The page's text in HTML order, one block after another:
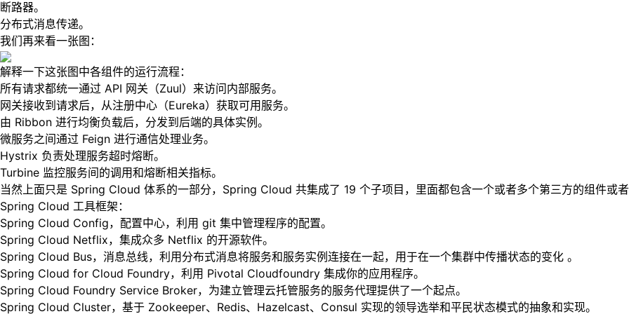
断路器。
分布式消息传递。
我们再来看一张图：
解释一下这张图中各组件的运行流程：
所有请求都统一通过 API 网关（Zuul）来访问内部服务。
网关接收到请求后，从注册中心（Eureka）获取可用服务。
由 Ribbon 进行均衡负载后，分发到后端的具体实例。
微服务之间通过 Feign 进行通信处理业务。
Hystrix 负责处理服务超时熔断。
Turbine 监控服务间的调用和熔断相关指标。
当然上面只是 Spring Cloud 体系的一部分，Spring Cloud 共集成了 19 个子项目，里面都包含一个或者多个第三方的组件或
Spring Cloud 工具框架：
Spring Cloud Config，配置中心，利用 git 集中管理程序的配置。
Spring Cloud Netflix，集成众多 Netflix 的开源软件。
Spring Cloud Bus，消息总线，利用分布式消息将服务和服务实例连接在一起，用于在一个集群中传播状态的变化 。
Spring Cloud for Cloud Foundry，利用 Pivotal Cloudfoundry 集成你的应用程序。
Spring Cloud Foundry Service Broker，为建立管理云托管服务的服务代理提供了一个起点。
Spring Cloud Cluster，基于 Zookeeper、Redis、Hazelcast、Consul 实现的领导选举和平民状态模式的抽象和实现。